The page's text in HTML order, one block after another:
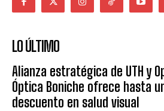
LO ÚLTIMO
Alianza estratégica de UTH y
Óptica Boniche ofrece hasta
descuento en salud visual